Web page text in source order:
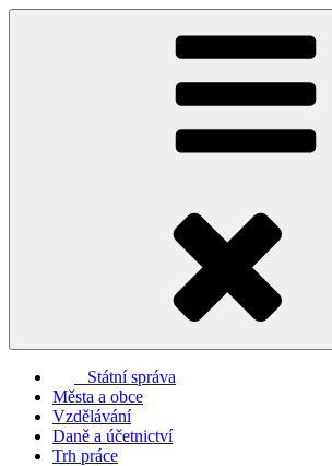
Přejít
Státní správa
Města a obce
Vzdělávání
Daně a účetnictví
Trh práce